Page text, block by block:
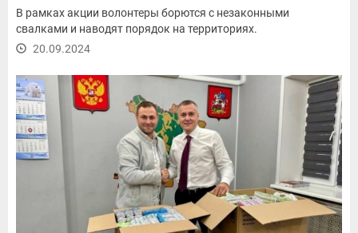
В рамках акции волонтеры борются с незаконными
свалками и наводят порядок на территориях.
20.09.2024